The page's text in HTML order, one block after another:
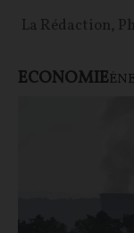
La Rédaction,
ECONOMIE